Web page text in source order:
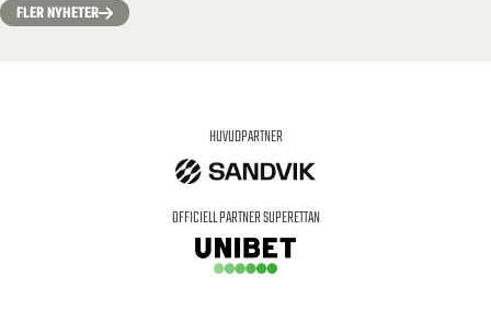
FLER NYHETER
HUVUDPARTNER
OFFICIELL PARTNER SUPERETTAN